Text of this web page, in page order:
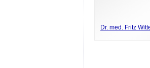
Dr. med. Fritz